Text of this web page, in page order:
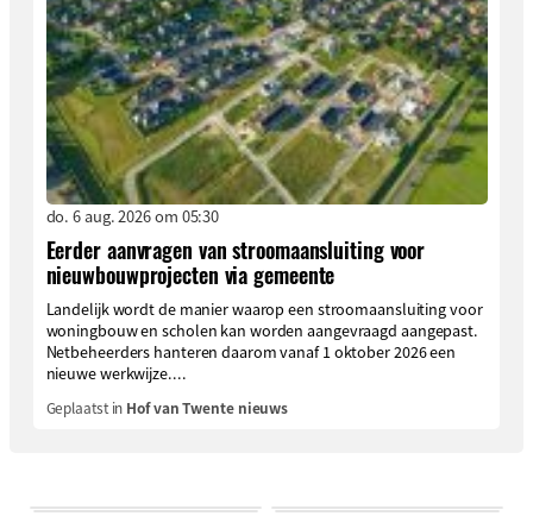
do. 6 aug. 2026 om 05:30
Eerder aanvragen van stroomaansluiting voor
nieuwbouwprojecten via gemeente
Landelijk wordt de manier waarop een stroomaansluiting voor
woningbouw en scholen kan worden aangevraagd aangepast.
Netbeheerders hanteren daarom vanaf 1 oktober 2026 een
nieuwe werkwijze....
Geplaatst in Hof van Twente nieuws